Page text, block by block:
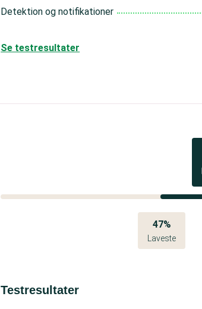
Detektion og notifikationer
Se testresultater
47%
Laveste
Testresultater